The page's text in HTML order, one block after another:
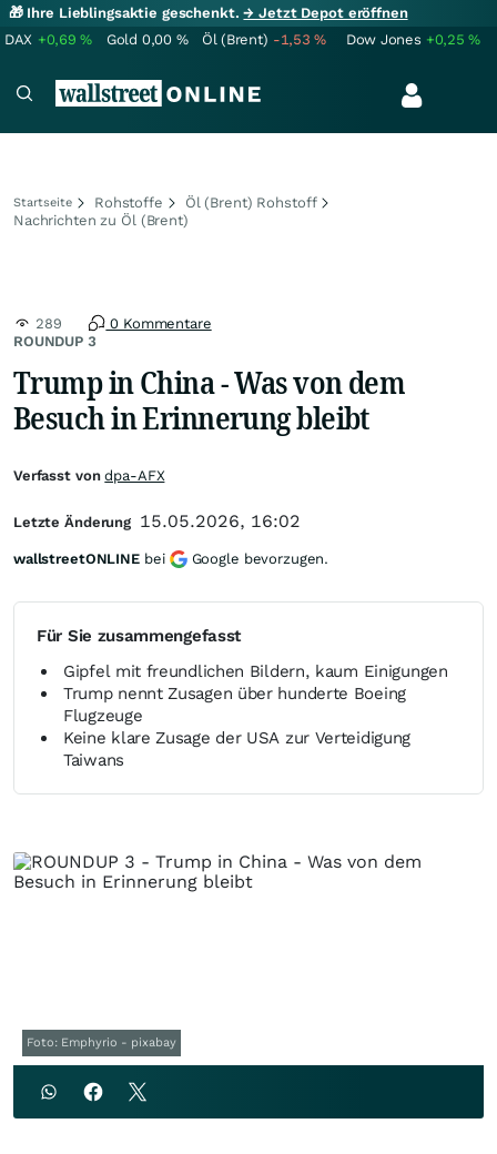
🎁 Ihre Lieblingsaktie geschenkt.→ Jetzt Depot eröffnen
DAX +0,69% Gold 0,00 % Öl (Brent) -1,53% Dow Jones +0,25%
Startseite Rohstoffe
Öl (Brent) Rohstoff
Nachrichten zu Öl (Brent)
ROUNDUP 3
289 0 Kommentare
Trump in China - Was von dem
Besuch in Erinnerung bleibt
Für Sie zusammengefasst
Gipfel mit freundlichen Bildern, kaum Einigungen
Trump nennt Zusagen über hunderte Boeing
Flugzeuge
Keine klare Zusage der USA zur Verteidigung
Taiwans
Foto: Emphyrio - pixabay
Verfasst vondpa-AFX
Letzte Änderung 15.05.2026, 16:02
wallstreetONLINE bei Google bevorzugen.